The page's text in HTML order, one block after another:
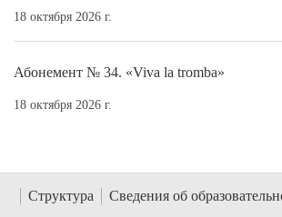
18 октября 2026 г.
Абонемент № 34. «Viva la tromba»
18 октября 2026 г.
Структура
Сведения об